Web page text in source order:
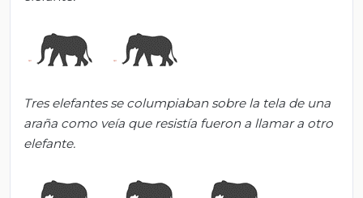
Tres elefantes se columpiaban sobre la tela de una
araña como veía que resistía fueron a llamar a otro
elefante.